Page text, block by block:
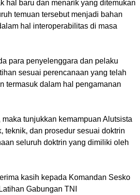
hal baru dan menarik yang ditemukan
temuan tersebut menjadi bahan
hal interoperabilitas di masa
para penyelenggara dan pelaku
sesuai perencanaan yang telah
termasuk dalam hal pengamanan
tunjukkan kemampuan Alutsista
teknik, dan prosedur sesuai doktrin
seluruh doktrin yang dimiliki oleh
kasih kepada Komandan Sesko
Gabungan TNI